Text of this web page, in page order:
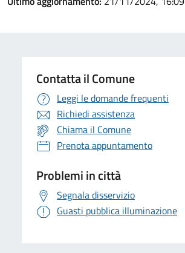
Contatta il Comune
Leggi le domande frequenti
Richiedi assistenza
Chiama il Comune
Prenota appuntamento
Problemi in città
Segnala disservizio
Guasti pubblica illuminazione